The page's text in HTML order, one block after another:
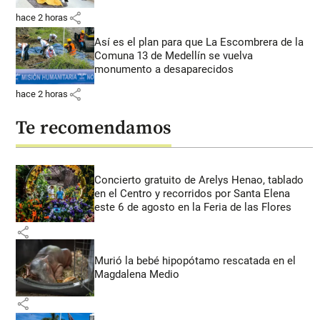
hace 2 horas share
Así es el plan para que La Escombrera de la
Comuna 13 de Medellín se vuelva
monumento a desaparecidos
hace 2 horas share
Te recomendamos
Concierto gratuito de Arelys Henao, tablado
en el Centro y recorridos por Santa Elena
este 6 de agosto en la Feria de las Flores
share
Murió la bebé hipopótamo rescatada en el
Magdalena Medio
share